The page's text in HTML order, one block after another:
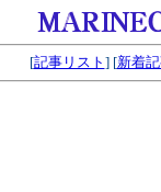
[記事リスト ] [新着